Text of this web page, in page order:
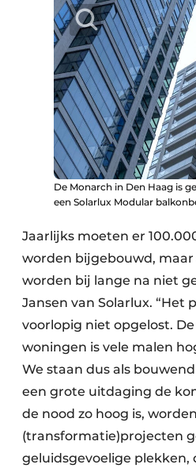
De Monarch in Den Haag is
een Solarlux Modular
Jaarlijks moeten er
worden bijgebouwd,
worden bij lange na niet
Jansen van Solarlux. “Het
voorlopig niet opgelost.
woningen is vele malen
We staan dus als
een grote uitdaging de
de nood zo hoog is,
(transformatie)projecten
geluidsgevoelige plekken,